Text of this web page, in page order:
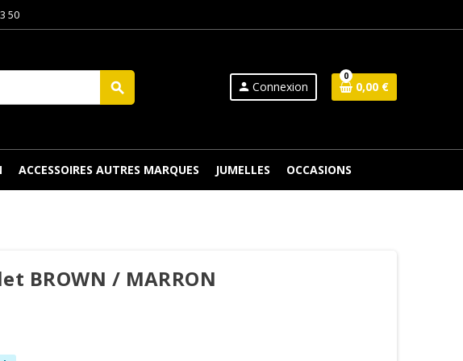
50
search person Connexion
0
0,00 €
ACCESSOIRES AUTRES MARQUES JUMELLES OCCASIONS
BROWN / MARRON